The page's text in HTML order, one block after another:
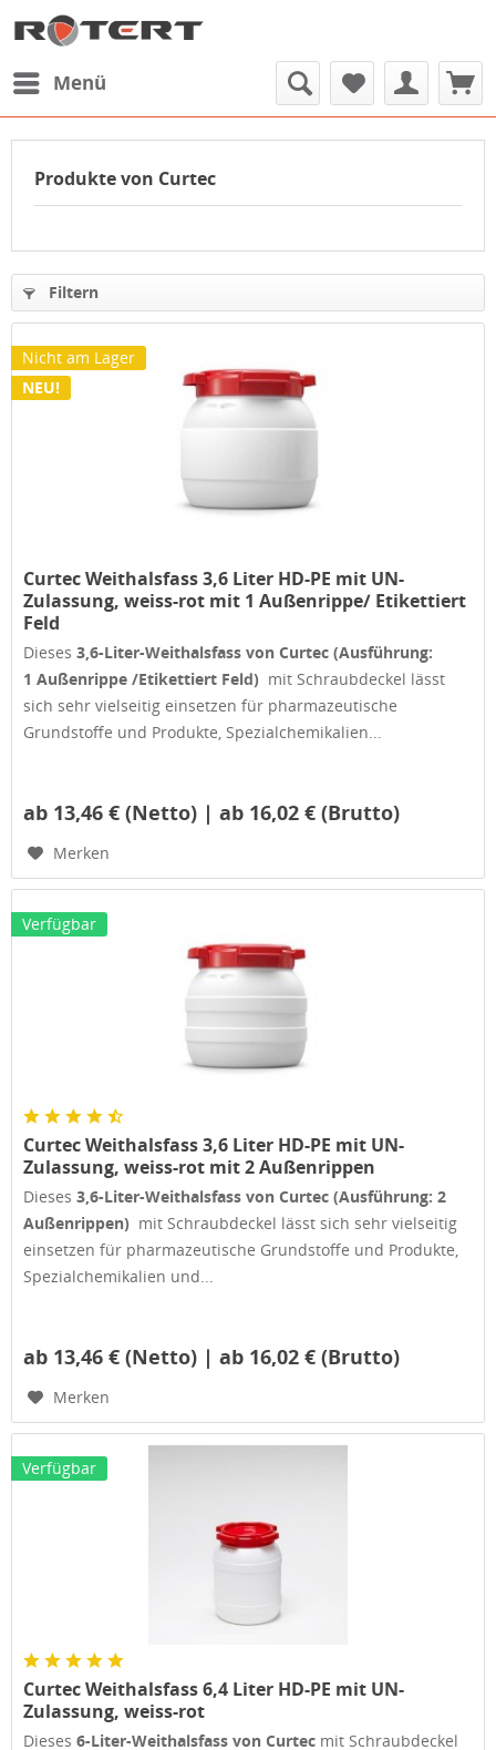
Menü
Produkte von Curtec
Filtern
Nicht am Lager
NEU!
Curtec Weithalsfass 3,6 Liter HD-PE mit UN-
Zulassung, weiss-rot mit 1 Außenrippe/ Etikettiert
Feld
Dieses3,6-Liter-Weithalsfass von Curtec (Ausführung:
1 Außenrippe /Etikettiert Feld) mit Schraubdeckel lässt
sich sehr vielseitig einsetzen für pharmazeutische
Grundstoffe und Produkte, Spezialchemikalien...
ab 13,46 € (Netto) | ab 16,02 € (Brutto)
Merken
Verfügbar
Curtec Weithalsfass 3,6 Liter HD-PE mit UN-
Zulassung, weiss-rot mit 2 Außenrippen
Dieses3,6-Liter-Weithalsfass von Curtec (Ausführung: 2
Außenrippen) mit Schraubdeckel lässt sich sehr vielseitig
einsetzen für pharmazeutische Grundstoffe und Produkte,
Spezialchemikalien und...
ab 13,46 € (Netto) | ab 16,02 € (Brutto)
Merken
Verfügbar
Curtec Weithalsfass 6,4 Liter HD-PE mit UN-
Zulassung, weiss-rot
Dieses6-Liter-Weithalsfass von Curtec mit Schraubdeckel